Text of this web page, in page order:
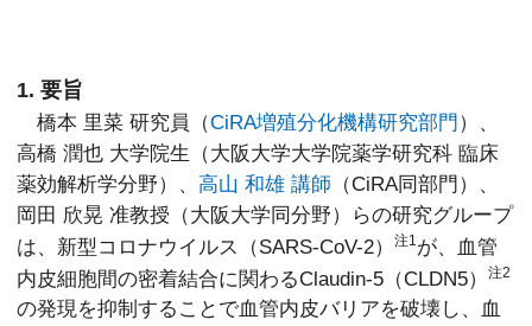
1. 要旨
橋本 里菜 研究員（CiRA増殖分化機構研究部門 ）、
高橋 潤也 大学院生（大阪大学大学院薬学研究科 臨床
薬効解析学分野）、 高山 和雄 講師 （CiRA同部門）、
岡田 欣晃 准教授（大阪大学同分野）らの研究グループ
は、新型コロナウイルス（SARS-CoV-2）注1 が、血管
内皮細胞間の密着結合に関わるClaudin-5（CLDN5）注2
の発現を抑制することで血管内皮バリアを破壊し、血